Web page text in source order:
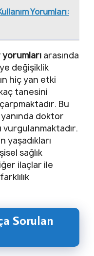
Yorumları:
arasında
değişiklik
hiç yan etki
tanesini
Bu
yanında doktor
yaşadıkları
sağlık
ilaçlar ile
Sorulan